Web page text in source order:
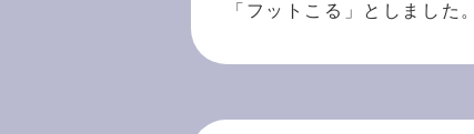
「フットこる」としました。